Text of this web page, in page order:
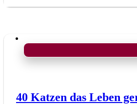
40 Katzen das Leben